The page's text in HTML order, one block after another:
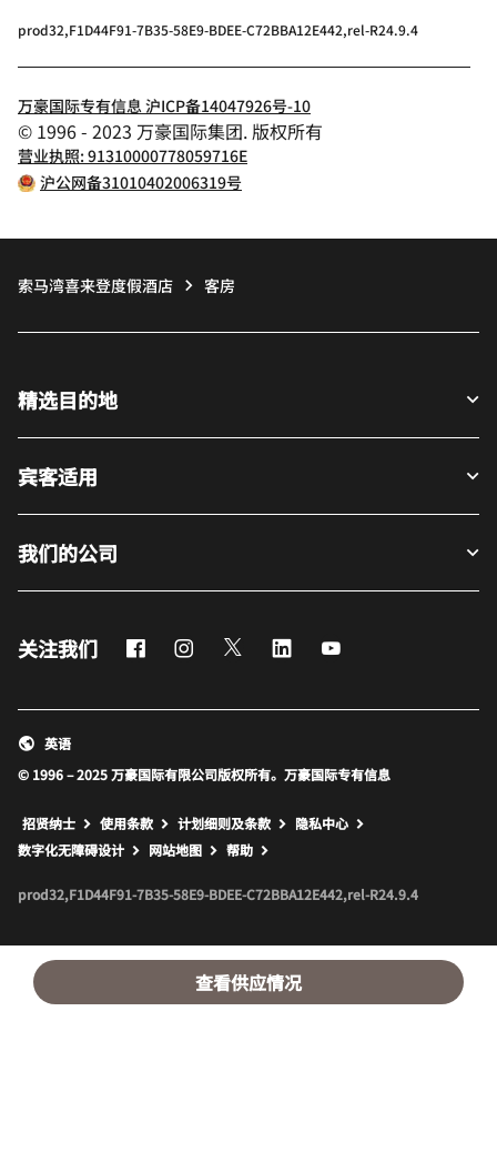
查看供应情况
prod32,F1D44F91-7B35-58E9-BDEE-C72BBA12E442,rel-R24.9.4
万豪国际专有信息 沪ICP备14047926号-10
© 1996 - 2023 万豪国际集团. 版权所有
营业执照: 91310000778059716E
沪公网备31010402006319号
索马湾喜来登度假酒店 客房
精选目的地
宾客适用
我们的公司
关注我们 FacebookInstagram
Twitter LinkedIn
© 1996 – 2025 万豪国际有限公司版权所有。万豪国际专有信息
英语
招贤纳士 使用条款 计划细则及条款
隐私中心
数字化无障碍设计
网站地图 打开新窗口
帮助
prod32,F1D44F91-7B35-58E9-BDEE-C72BBA12E442,rel-R24.9.4